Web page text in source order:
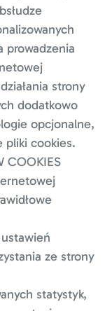
prowadzenia
strony
dodatkowo
opcjonalne,
pliki cookies.
COOKIES
ze strony
statystyk,